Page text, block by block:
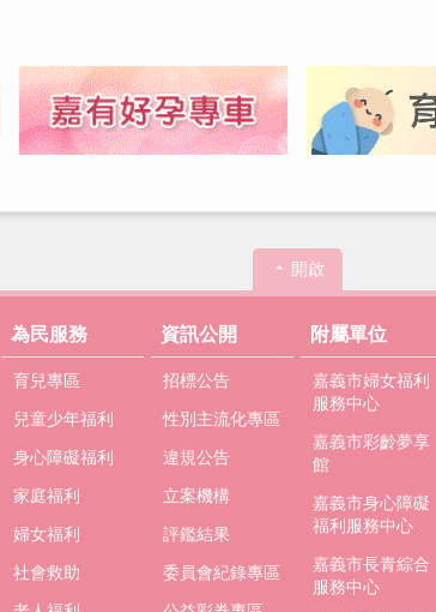
開啟
為民服務
育兒專區
兒童少年福利
身心障礙福利
家庭福利
婦女福利
社會救助
資訊公開
招標公告
性別主流化專區
違規公告
立案機構
評鑑結果
委員會紀錄專區
附屬單位
嘉義市婦女福利
服務中心
嘉義市彩齡夢享
館
嘉義市身心障礙
福利服務中心
嘉義市長青綜合
服務中心